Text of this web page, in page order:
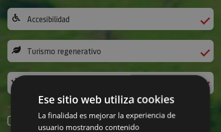
Accesibilidad
Turismo regenerativo
Online booking
Ese sitio web utiliza cookies
La finalidad es mejorar la experiencia de
usuario mostrando contenido